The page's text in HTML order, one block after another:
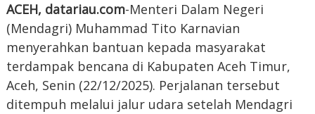
ACEH, datariau.com-Menteri Dalam Negeri
(Mendagri) Muhammad Tito Karnavian
menyerahkan bantuan kepada masyarakat
terdampak bencana di Kabupaten Aceh Timur,
Aceh, Senin (22/12/2025). Perjalanan tersebut
ditempuh melalui jalur udara setelah Mendagri